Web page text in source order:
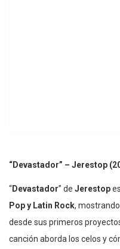
“Devastador” – Jerestop
“Devastador” de Jerestop
Pop y Latin Rock,
desde sus primeros
canción aborda los celos y